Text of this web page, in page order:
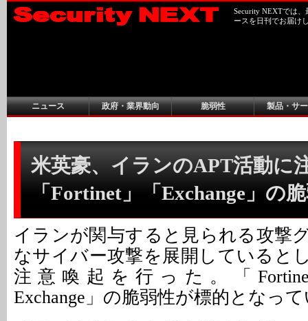
Security NEXTでは
ースを日刊でお届け
ニュース 政府・業界動向 脆弱性 製品・サ
米英豪、イランのAPT活動に
「Fortinet」「Exchange」の
イランが関与すると見られる攻撃
なサイバー攻撃を展開していると
注意喚起を行った。「
Exchange」の脆弱性が標的となっ